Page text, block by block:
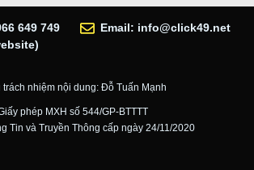
649 749
Email: info@click49.net
trách nhiệm nội dung: Đỗ Tuấn Mạnh
phép MXH số 544/GP-BTTTT
Tin và Truyền Thông cấp ngày 24/11/2020